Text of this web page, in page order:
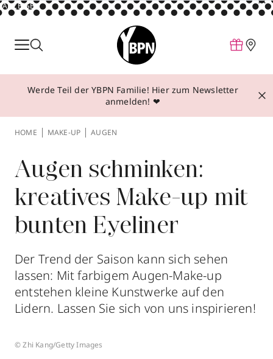
ANZEIGE
Parfum
Make-up
Behandlungen
Über YBPN
Aktionen
Storefinder
Werde Teil der YBPN Familie! Hier zum Newsletter
anmelden! ❤
HOME MAKE-UP AUGEN
Augen schminken:
kreatives Make-up mit
bunten Eyeliner
Der Trend der Saison kann sich sehen
lassen: Mit farbigem Augen-Make-up
entstehen kleine Kunstwerke auf den
Lidern. Lassen Sie sich von uns inspirieren!
© Zhi Kang/Getty Images